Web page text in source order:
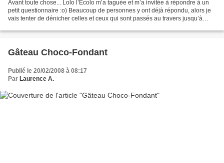
Avant toute chose... Lolo l’Ecolo m’a taguée et m’a invitée à répondre à un
petit questionnaire :o) Beaucoup de personnes y ont déjà répondu, alors je
vais tenter de dénicher celles et ceux qui sont passés au travers jusqu’à
Gâteau Choco-Fondant
Publié le 20/02/2008 à 08:17
Par Laurence A.